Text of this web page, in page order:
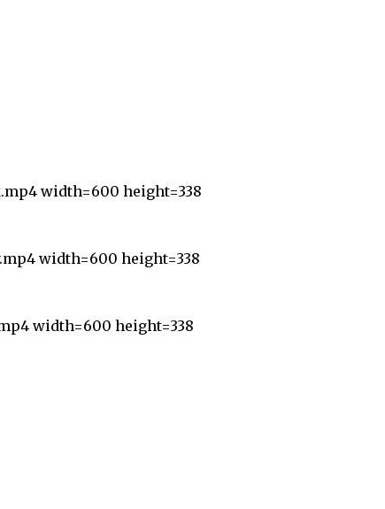
width=600 height=338
width=600 height=338
width=600 height=338